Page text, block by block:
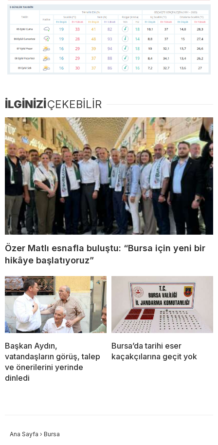
İLGİNİZİÇEKEBİLİR
Özer Matlı esnafla buluştu: “Bursa için yeni bir
hikâye başlatıyoruz”
Başkan Aydın,
vatandaşların görüş, talep
ve önerilerini yerinde
dinledi
Bursa’da tarihi eser
kaçakçılarına geçit yok
Ana Sayfa › Bursa